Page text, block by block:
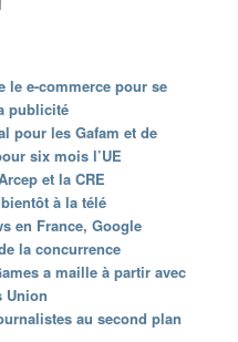
le e-commerce pour se
publicité
pour les Gafam et de
six mois l’UE
et la CRE
à la télé
en France, Google
la concurrence
a maille à partir avec
Union
au second plan